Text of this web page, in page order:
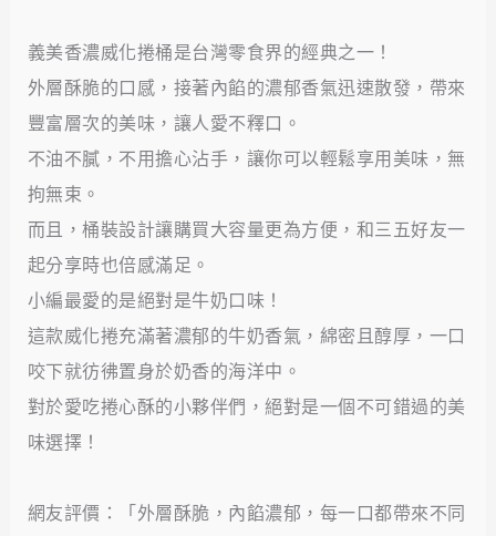
義美香濃威化捲桶是台灣零食界的經典之一！
外層酥脆的口感，接著內餡的濃郁香氣迅速散發，帶來
豐富層次的美味，讓人愛不釋口。
不油不膩，不用擔心沾手，讓你可以輕鬆享用美味，無
拘無束。
而且，桶裝設計讓購買大容量更為方便，和三五好友一
起分享時也倍感滿足。
小編最愛的是絕對是牛奶口味！
這款威化捲充滿著濃郁的牛奶香氣，綿密且醇厚，一口
咬下就彷彿置身於奶香的海洋中。
對於愛吃捲心酥的小夥伴們，絕對是一個不可錯過的美
味選擇！
網友評價：「外層酥脆，內餡濃郁，每一口都帶來不同